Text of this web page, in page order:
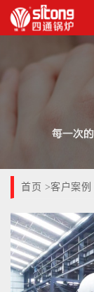
首页 >客户案例